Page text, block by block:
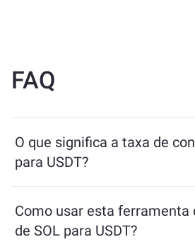
FAQ
O que significa a taxa de
para USDT?
receberá em troca de SOL. Essa
com as condições de mercado, a
a liquidez.
Como usar esta ferramenta
de SOL para USDT?